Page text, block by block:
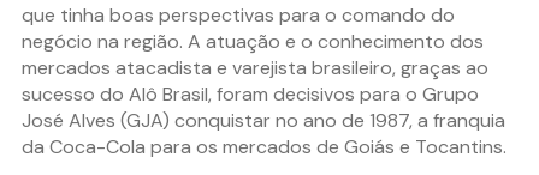
que tinha boas perspectivas para o comando do
negócio na região. A atuação e o conhecimento dos
mercados atacadista e varejista brasileiro, graças ao
sucesso do Alô Brasil, foram decisivos para o Grupo
José Alves (GJA) conquistar no ano de 1987, a franquia
da Coca-Cola para os mercados de Goiás e Tocantins.